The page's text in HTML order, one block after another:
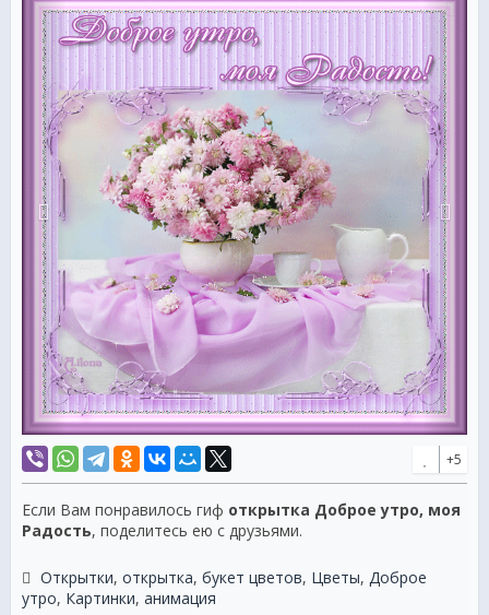
+5
Если Вам понравилось гиф открытка Доброе утро, моя
Радость, поделитесь ею с друзьями.
Открытки, открытка, букет цветов, Цветы, Доброе
утро, Картинки, анимация